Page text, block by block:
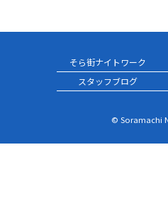
そら街ナイトワーク
スタッフブログ
© Soramachi